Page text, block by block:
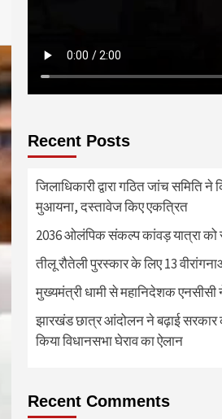
Recent Posts
जिलाधिकारी द्वारा गठित जांच समिति
मुआयना, दस्तावेज किए एकत्रित
2036 ओलंपिक संकल्प कांवड़ यात्रा को
तीलू रौतेली पुरस्कार के लिए 13
मुख्यमंत्री धामी से महानिदेशक एनसीसी
झारखंड छात्र आंदोलन ने बढ़ाई सरकार
किया विधानसभा घेराव का ऐलान
Recent Comments